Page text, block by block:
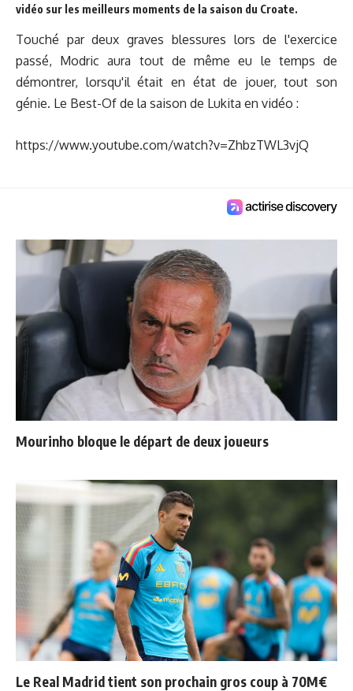
vidéo sur les meilleurs moments de la saison du Croate.
Touché par deux graves blessures lors de l'exercice
passé, Modric aura tout de même eu le temps de
démontrer, lorsqu'il était en état de jouer, tout son
génie. Le Best-Of de la saison de Lukita en vidéo :
https://www.youtube.com/watch?v=ZhbzTWL3vjQ
Mourinho bloque le départ de deux joueurs
Le Real Madrid tient son prochain gros coup à 70M€